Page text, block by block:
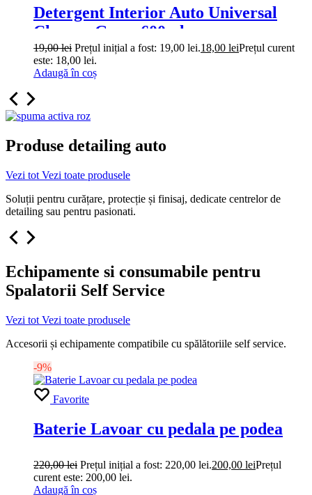
Detergent Interior Auto Universal
Cleaner Grass 600ml
19,00lei Prețul inițial a fost: 19,00 lei.18,00 leiPrețul curent
este: 18,00 lei.
Adaugă în coș
Produse detailing auto
Vezi tot Vezi toate produsele
Soluții pentru curățare, protecție și finisaj, dedicate centrelor de
detailing sau pentru pasionati.
Echipamente si consumabile pentru
Spalatorii Self Service
Vezi tot Vezi toate produsele
Accesorii și echipamente compatibile cu spălătoriile self service.
-9%
Favorite
Baterie Lavoar cu pedala pe podea
220,00lei Prețul inițial a fost: 220,00 lei.200,00 leiPrețul
curent este: 200,00 lei.
Adaugă în coș